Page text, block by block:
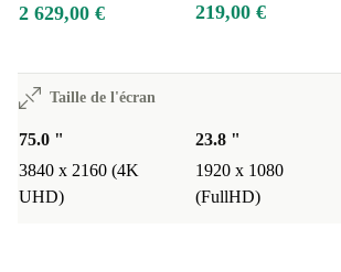
2 629,00 € 219,00 €
Taille de l'écran
75.0 "
3840 x 2160 (4K
UHD)
23.8 "
1920 x 1080
(FullHD)